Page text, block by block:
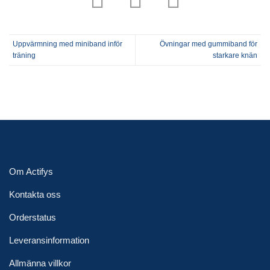
Uppvärmning med miniband inför
träning
Övningar med gummiband för
starkare knän
Om Actifys
Kontakta oss
Orderstatus
Leveransinformation
Allmänna villkor